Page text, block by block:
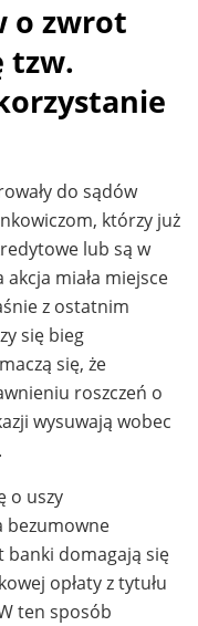
o zwrot
tzw.
do sądów
którzy już
lub są w
miała miejsce
z ostatnim
się bieg
się, że
roszczeń o
wysuwają wobec
o uszy
bezumowne
banki domagają się
opłaty z tytułu
ten sposób